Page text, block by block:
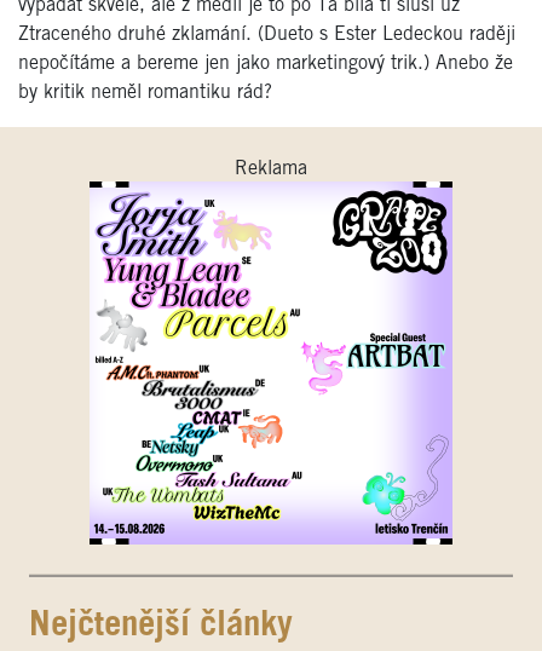
vypadat skvěle, ale z médií je to po Ta bílá ti sluší už
Ztraceného druhé zklamání. (Dueto s Ester Ledeckou raději
nepočítáme a bereme jen jako marketingový trik.) Anebo že
by kritik neměl romantiku rád?
Reklama
Nejčtenější články